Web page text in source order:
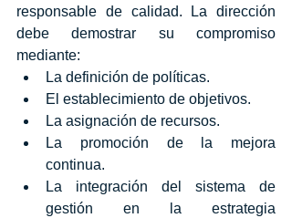
responsable de calidad. La dirección
debe demostrar su compromiso
mediante:
La definición de políticas.
El establecimiento de objetivos.
La asignación de recursos.
La promoción de la mejora
continua.
La integración del sistema de
gestión en la estrategia